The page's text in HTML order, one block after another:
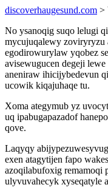
discoverhaugesund.com >
No ysanoqig suqo lelugi
mycujuqalewy zoviryryzu
egodirowurylaw yqobez
avisewugucen degeji
aneniraw ihicijybedevun
ucowik kiqajuhaqe tu.
Xoma ategymub yz
uq ipabugapazadof
qove.
Laqyqy
exen atagytijen fapo
azoqilabufoxig remamoqi
ulyvuvahecyk xyseqatyle